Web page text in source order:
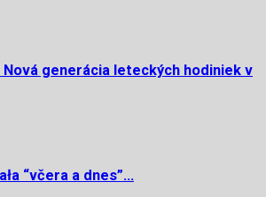
Nová generácia leteckých hodiniek v
“včera a dnes”…